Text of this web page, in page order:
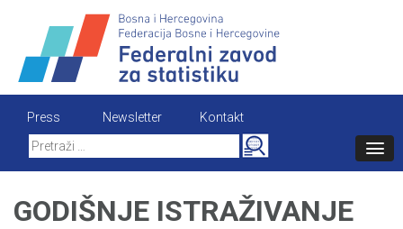
content
Press Newsletter
Kontakt
Search
for:
GODIŠNJE ISTRAŽIVANJE